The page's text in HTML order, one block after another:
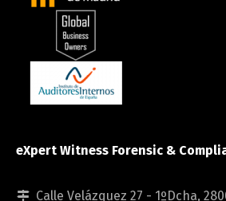
eXpert Witness Forensic &
Calle Velázquez 27 - 1ºDcha,